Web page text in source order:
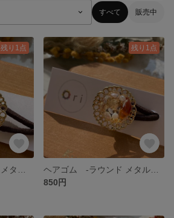
すべて 販売中
残り1点 残り1点
850円